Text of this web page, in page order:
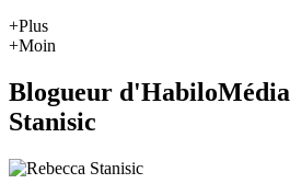
+Plus
+Moin
Blogueur
Stanisic